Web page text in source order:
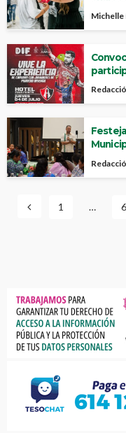
Michelle
1 … 6